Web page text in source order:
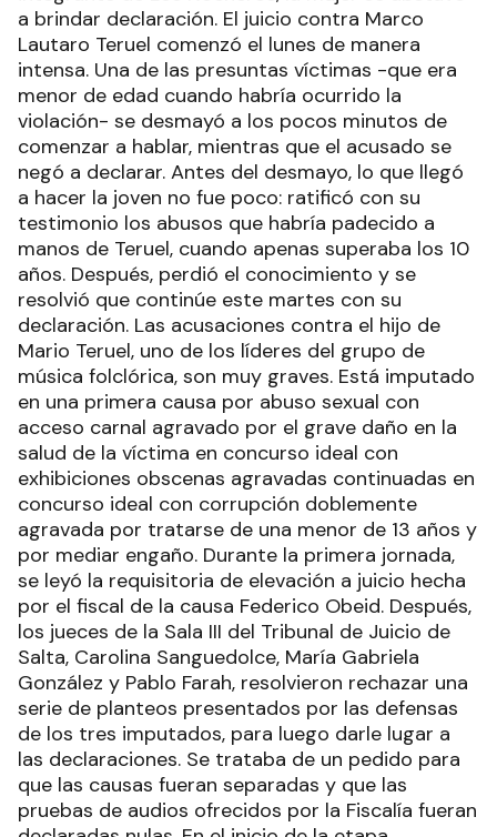
a brindar declaración. El juicio contra Marco
Lautaro Teruel comenzó el lunes de manera
intensa. Una de las presuntas víctimas -que era
menor de edad cuando habría ocurrido la
violación- se desmayó a los pocos minutos de
comenzar a hablar, mientras que el acusado se
negó a declarar. Antes del desmayo, lo que llegó
a hacer la joven no fue poco: ratificó con su
testimonio los abusos que habría padecido a
manos de Teruel, cuando apenas superaba los 10
años. Después, perdió el conocimiento y se
resolvió que continúe este martes con su
declaración. Las acusaciones contra el hijo de
Mario Teruel, uno de los líderes del grupo de
música folclórica, son muy graves. Está imputado
en una primera causa por abuso sexual con
acceso carnal agravado por el grave daño en la
salud de la víctima en concurso ideal con
exhibiciones obscenas agravadas continuadas en
concurso ideal con corrupción doblemente
agravada por tratarse de una menor de 13 años y
por mediar engaño. Durante la primera jornada,
se leyó la requisitoria de elevación a juicio hecha
por el fiscal de la causa Federico Obeid. Después,
los jueces de la Sala III del Tribunal de Juicio de
Salta, Carolina Sanguedolce, María Gabriela
González y Pablo Farah, resolvieron rechazar una
serie de planteos presentados por las defensas
de los tres imputados, para luego darle lugar a
las declaraciones. Se trataba de un pedido para
que las causas fueran separadas y que las
pruebas de audios ofrecidos por la Fiscalía fueran